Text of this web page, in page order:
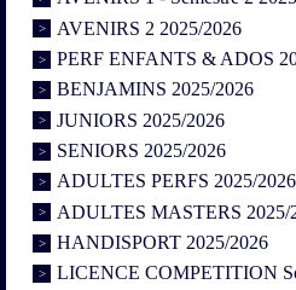
AVENIRS 2 2025/2026
PERF ENFANTS & ADOS
BENJAMINS 2025/2026
JUNIORS 2025/2026
SENIORS 2025/2026
ADULTES PERFS 2025/2026
ADULTES MASTERS 2025/
HANDISPORT 2025/2026
LICENCE COMPETITION